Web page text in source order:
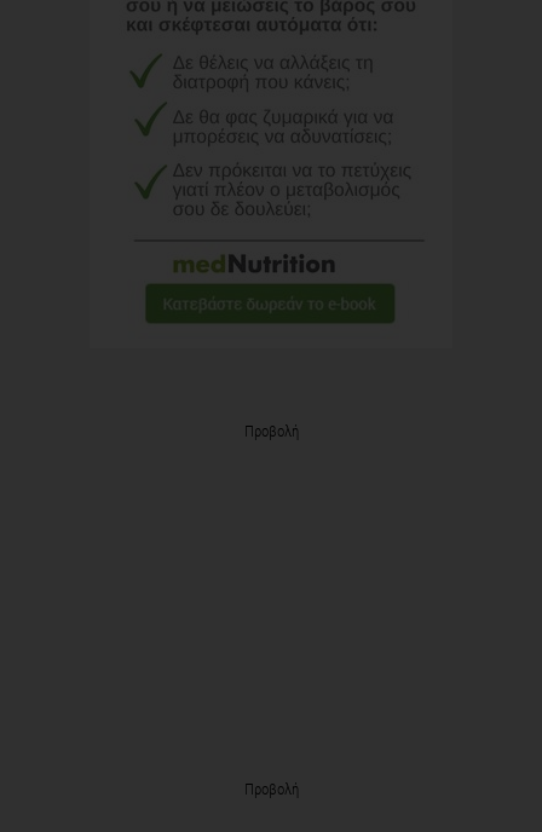
Προβολή
Προβολή